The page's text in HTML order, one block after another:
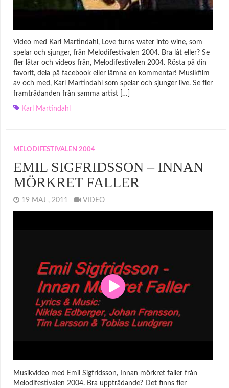
Video med Karl Martindahl, Love turns water into wine, som
spelar och sjunger, från Melodifestivalen 2004. Bra låt eller? Se
fler låtar och videos från, Melodifestivalen 2004. Rösta på din
favorit, dela på facebook eller lämna en kommentar! Musikfilm
av och med, Karl Martindahl som spelar och sjunger live. Se fler
framträdanden från samma artist […]
Karl Martindahl
MELODIFESTIVALEN 2004
EMIL SIGFRIDSSON – INNAN
MÖRKRET FALLER
19 MAJ , 2011 VIDEO
Musikvideo med Emil Sigfridsson, Innan mörkret faller från
Melodifestivalen 2004. Bra uppträdande? Det finns fler